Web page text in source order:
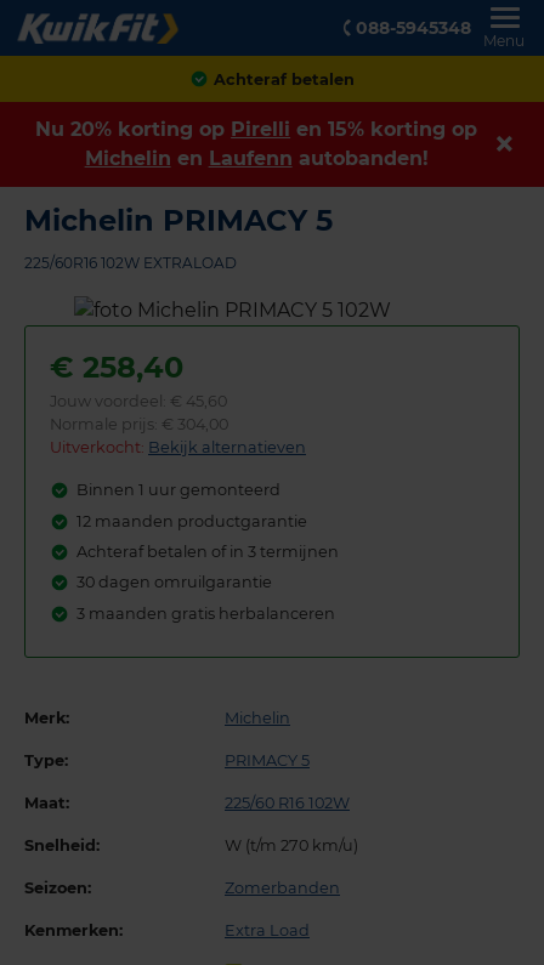
088-5945348
Menu
Achteraf betalen
Nu 20% korting op Pirelli en 15% korting op
Michelin en Laufenn autobanden!
Michelin PRIMACY 5
225/60R16 102W EXTRALOAD
€ 258,40
Jouw voordeel: € 45,60
Normale prijs: € 304,00
Uitverkocht: Bekijk alternatieven
Binnen 1 uur gemonteerd
12 maanden productgarantie
Achteraf betalen of in 3 termijnen
30 dagen omruilgarantie
3 maanden gratis herbalanceren
Merk: Michelin
Type: PRIMACY 5
Maat: 225/60 R16 102W
Snelheid: W (t/m 270 km/u)
Seizoen: Zomerbanden
Kenmerken: Extra Load